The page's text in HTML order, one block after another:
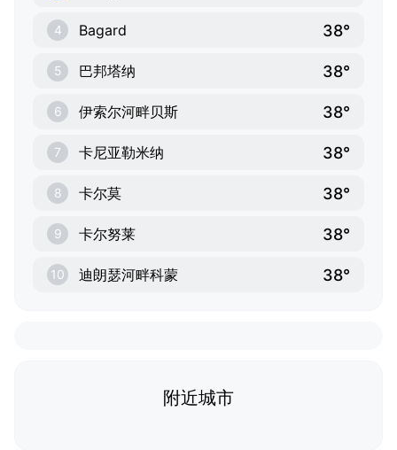
4 Bagard 38°
5 巴邦塔纳 38°
6 伊索尔河畔贝斯 38°
7 卡尼亚勒米纳 38°
8 卡尔莫 38°
9 卡尔努莱 38°
10 迪朗瑟河畔科蒙 38°
附近城市